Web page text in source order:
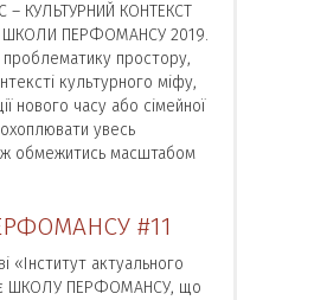
– КУЛЬТУРНИЙ КОНТЕКСТ
ШКОЛИ ПЕРФОМАНСУ 2019.
простору,
культурного міфу,
нового часу або сімейної
охоплювати увесь
обмежитись масштабом
#11
«Інститут актуального
ШКОЛУ ПЕРФОМАНСУ, що